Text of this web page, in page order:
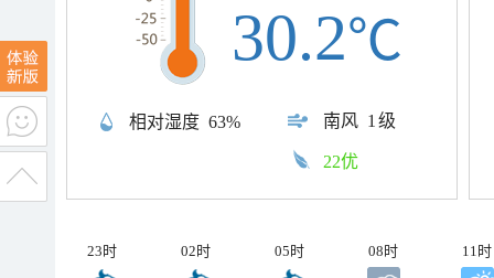
相对湿度 63% 南风 1级
30.2℃
22优
23时 02时 05时 08时 11时